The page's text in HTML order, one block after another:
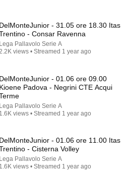
Kerr STUNS and Breaks Mile
at London Diamond League
DelMonteJunior - 31.05 ore 18.30 Itas
- Consar Ravenna
Lega Pallavolo Serie A
views • Streamed 1 year ago
DelMonteJunior - 01.06 ore 09.00
Kioene Padova - Negrini CTE Acqui
Lega Pallavolo Serie A
1.6K views • Streamed 1 year ago
DelMonteJunior - 01.06 ore 11.00 Itas
- Cisterna Volley
Lega Pallavolo Serie A
1.6K views • Streamed 1 year ago